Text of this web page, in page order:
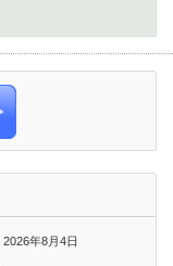
2026年8月4日